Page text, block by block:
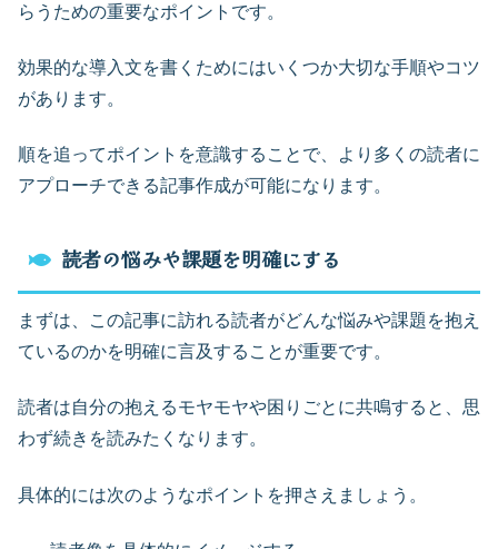
らうための重要なポイントです。
効果的な導入文を書くためにはいくつか大切な手順やコツ
があります。
順を追ってポイントを意識することで、より多くの読者に
アプローチできる記事作成が可能になります。
読者の悩みや課題を明確にする
まずは、この記事に訪れる読者がどんな悩みや課題を抱え
ているのかを明確に言及することが重要です。
読者は自分の抱えるモヤモヤや困りごとに共鳴すると、思
わず続きを読みたくなります。
具体的には次のようなポイントを押さえましょう。